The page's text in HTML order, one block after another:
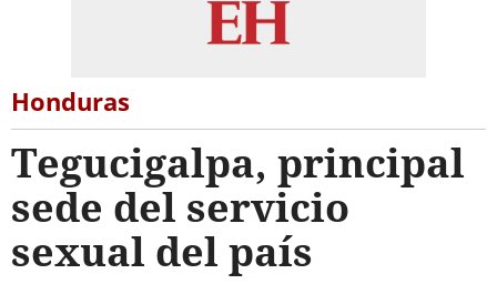
Honduras
Tegucigalpa, principal
sede del servicio
sexual del país